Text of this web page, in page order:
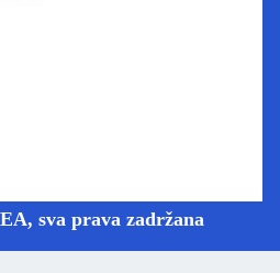
sva prava zadržana